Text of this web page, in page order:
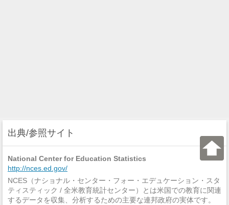
出典/参照サイト
National Center for Education Statistics
http://nces.ed.gov/
NCES（ナショナル・センター・フォー・エデュケーション・スタ
ティスティック / 全米教育統計センター）とは米国での教育に関連
するデータを収集、分析するための主要な連邦政府の実体です。